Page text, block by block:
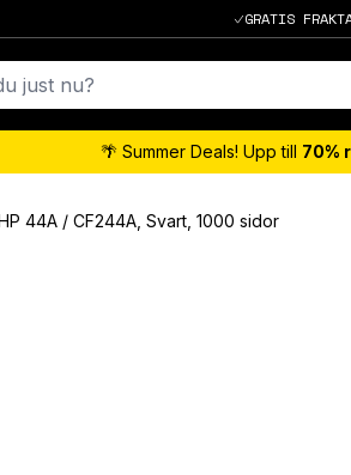
GRATIS
🌴 Summer Deals! Upp till 70%
44A / CF244A, Svart, 1000 sidor